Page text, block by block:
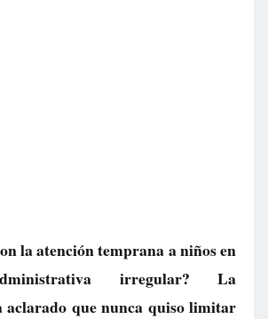
la atención temprana a niños en
irregular? La
aclarado que nunca quiso limitar